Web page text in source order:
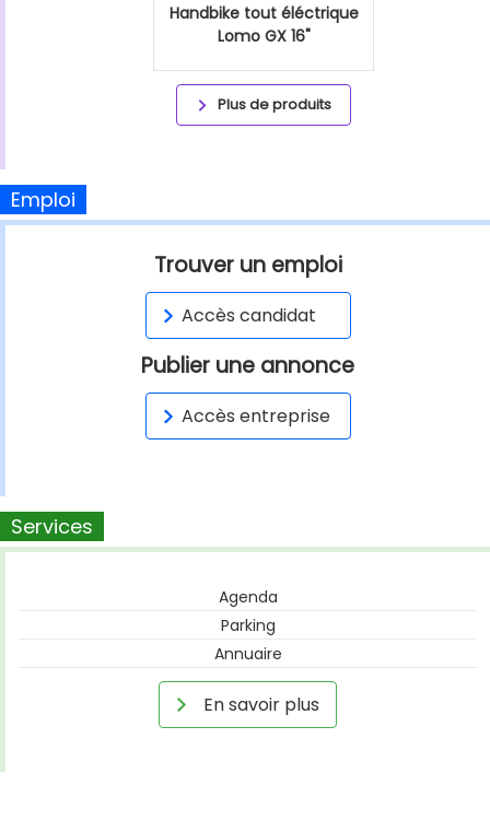
Handbike tout éléctrique
Lomo GX 16"
Plus de produits
Emploi
Trouver un emploi
Accès candidat
Publier une annonce
Accès entreprise
Services
Agenda
Parking
Annuaire
En savoir plus